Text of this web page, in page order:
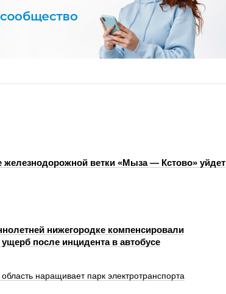
железнодорожной ветки «Мыза — Кстово» уйдет
нижегородке компенсировали
после инцидента в автобусе
наращивает парк электротранспорта